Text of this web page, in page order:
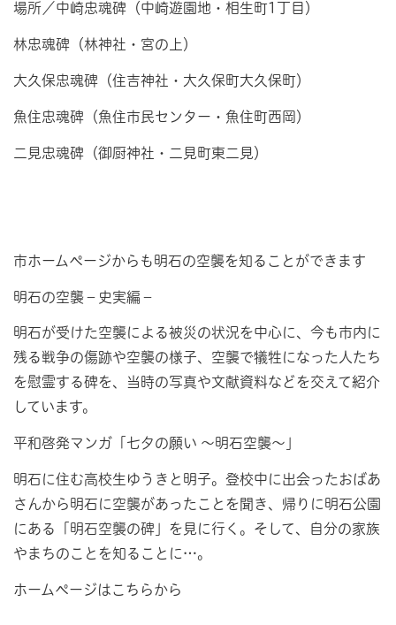
場所／中崎忠魂碑（中崎遊園地・相生町1丁目）
林忠魂碑（林神社・宮の上）
大久保忠魂碑（住吉神社・大久保町大久保町）
魚住忠魂碑（魚住市民センター・魚住町西岡）
二見忠魂碑（御厨神社・二見町東二見）
市ホームページからも明石の空襲を知ることができます
明石の空襲－史実編－
明石が受けた空襲による被災の状況を中心に、今も市内に
残る戦争の傷跡や空襲の様子、空襲で犠牲になった人たち
を慰霊する碑を、当時の写真や文献資料などを交えて紹介
しています。
平和啓発マンガ「七夕の願い ～明石空襲～」
明石に住む高校生ゆうきと明子。登校中に出会ったおばあ
さんから明石に空襲があったことを聞き、帰りに明石公園
にある「明石空襲の碑」を見に行く。そして、自分の家族
やまちのことを知ることに…。
ホームページはこちらから